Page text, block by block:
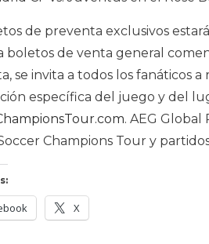
de preventa exclusivos
boletos de venta general
se invita a todos los fanáticos a
específica del juego y del
. AEG
Champions Tour y
X